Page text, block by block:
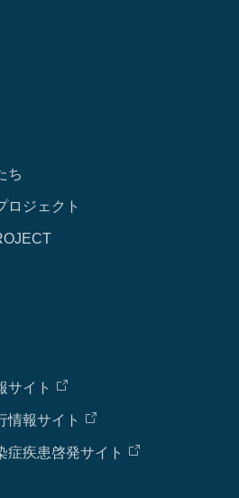
ち
ロジェクト
サイト
情報サイト
症疾患啓発サイト